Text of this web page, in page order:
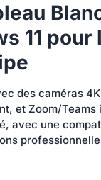
11 pour
des caméras
et Zoom/
avec une